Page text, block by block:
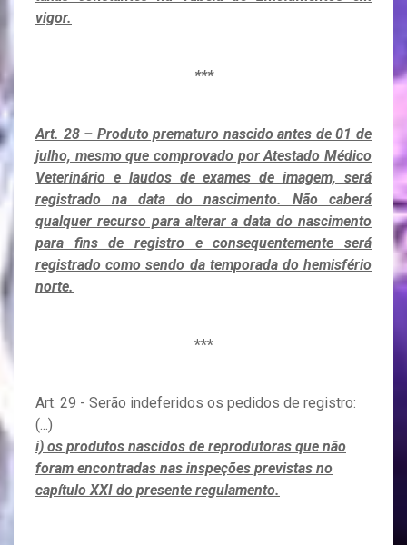
vigor.
***
Art. 28 – Produto prematuro nascido antes de 01 de
julho, mesmo que comprovado por Atestado Médico
Veterinário e laudos de exames de imagem, será
registrado na data do nascimento. Não caberá
qualquer recurso para alterar a data do nascimento
para fins de registro e consequentemente será
registrado como sendo da temporada do hemisfério
norte.
***
Art. 29 - Serão indeferidos os pedidos de registro:
(...)
i) os produtos nascidos de reprodutoras que não
foram encontradas nas inspeções previstas no
capítulo XXI do presente regulamento.